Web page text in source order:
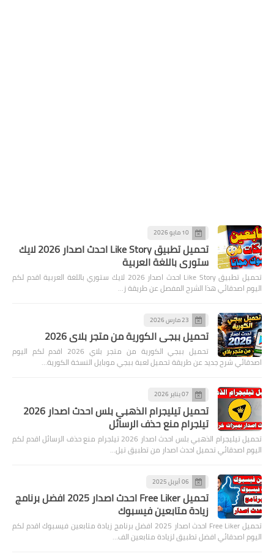
10 مايو 2026
تحميل تطبيق Like Story احدث اصدار 2026 لايك
ستوري باللغة العربية
تحميل تطبيق Like Story احدث اصدار 2026 لايك ستوري باللغة العربية اقدم لكم
اليوم اصدقائي هذا الشرح المفصل عن طريقة ز…
23 مارس 2026
تحميل ببجي الكورية من متجر بلاي 2026
تحميل ببجي الكورية من متجر بلاي 2026 اقدم لكم اليوم
اصدقائي شرح جديد عن طريقة تحميل لعبة ببجي موبايل النسخة الكورية…
07 يناير 2026
تحميل تيليجرام الذهبي بلس احدث اصدار 2026
تيلجرام منع حذف الرسائل
تحميل تيليجرام الذهبي بلس احدث اصدار 2026 تيلجرام منع حذف الرسائل اقدم لكم
اليوم اصدقائي تحميل احدث اصدار من تطبيق تيل…
06 أبريل 2025
تحميل Free Liker احدث اصدار 2025 افضل برنامج
زيادة متابعين فيسبوك
تحميل Free Liker احدث اصدار 2025 افضل برنامج زيادة متابعين فيسبوك اقدم لكم
اليوم اصدقائي افضل تطبيق لزيادة متابعين الف…